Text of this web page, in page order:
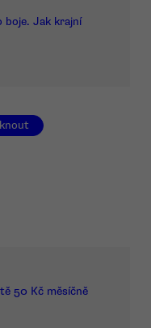
boje. Jak krajní
50 Kč měsíčně